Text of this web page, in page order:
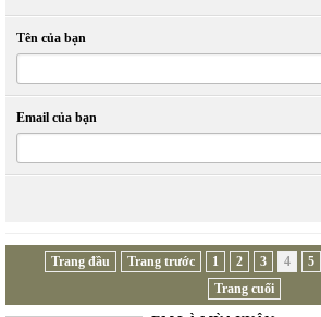
Tên của bạn
Email của bạn
Trang đầu Trang trước 1 2 3 4 5
Trang cuối